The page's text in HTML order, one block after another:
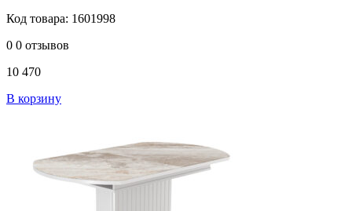
Код товара: 1601998
0 0 отзывов
10 470
В корзину